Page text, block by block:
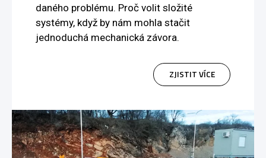
daného problému. Proč volit složité
systémy, když by nám mohla stačit
jednoduchá mechanická závora.
ZJISTIT VÍCE